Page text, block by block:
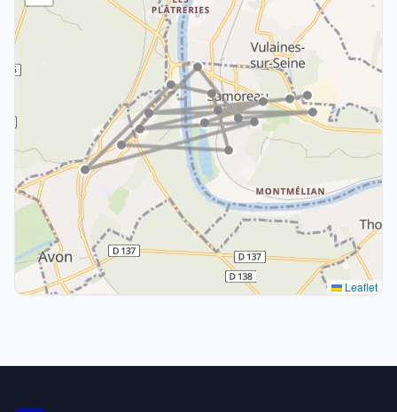
Leaflet